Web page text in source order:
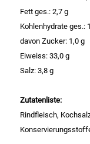
Frühstück /
Frühstück / süße
Garnierung
Garten
Gemüsekonserven
Fett ges.: 2,7 g
Kohlenhydrate ges.:
davon Zucker: 1,0 g
Eiweiss: 33,0 g
Salz: 3,8 g
Zutatenliste:
Rindfleisch,